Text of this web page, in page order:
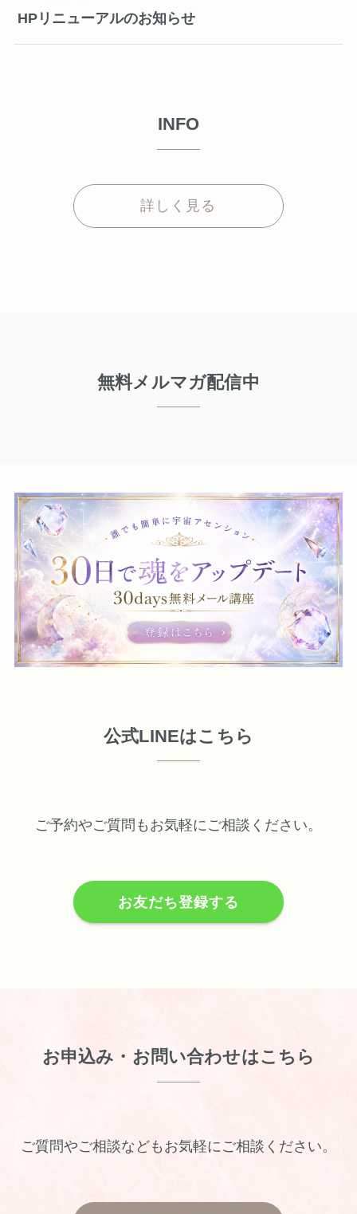
HPリニューアルのお知らせ
INFO
詳しく見る
無料メルマガ配信中
公式LINEはこちら
ご予約やご質問もお気軽にご相談ください。
お友だち登録する
お申込み・お問い合わせはこちら
ご質問やご相談などもお気軽にご相談ください。